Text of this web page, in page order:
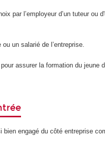
par l’employeur d’un tuteur
un salarié de l’entreprise.
assurer la formation du jeune
engagé du côté entreprise